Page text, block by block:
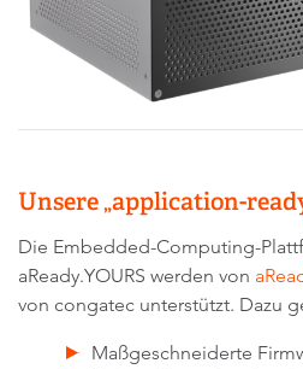
Unsere „application-
Die Embedded-Computing-
aReady.YOURS werden von
von congatec unterstützt. Dazu
Maßgeschneiderte